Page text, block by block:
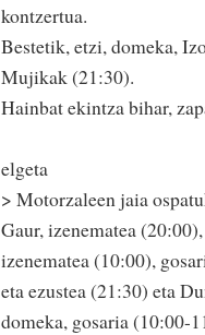
kontzertua.
Bestetik, etzi, domeka,
Mujikak (21:30).
Hainbat ekintza bihar,
elgeta
> Motorzaleen jaia
Gaur, izenematea
izenematea (10:00),
eta ezustea (21:30) eta
domeka, gosaria (10:00-